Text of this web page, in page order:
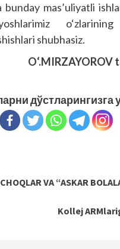
bunday mas’uliyatli
shubhasiz.
дўстларингизга
VA “ASKAR
Kollej